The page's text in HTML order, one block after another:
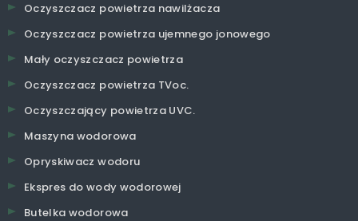
Oczyszczacz powietrza nawilżacza
Oczyszczacz powietrza ujemnego jonowego
Mały oczyszczacz powietrza
Oczyszczacz powietrza TVoc.
Oczyszczający powietrza UVC.
Maszyna wodorowa
Opryskiwacz wodoru
Ekspres do wody wodorowej
Butelka wodorowa